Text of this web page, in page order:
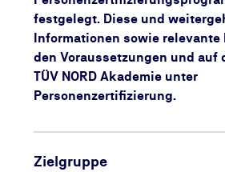
festgelegt. Diese und
Informationen sowie
den Voraussetzungen und auf
TÜV NORD Akademie unter
Personenzertifizierung.
Zielgruppe